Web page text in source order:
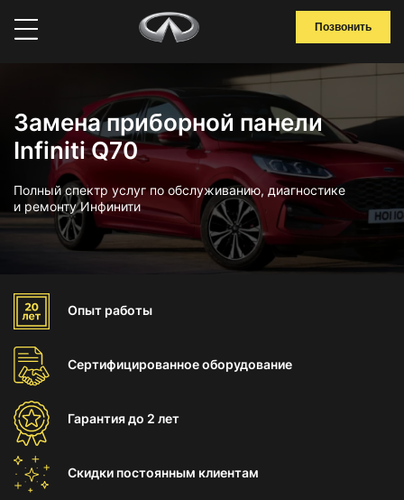
Позвонить
Замена приборной панели
Infiniti Q70
Полный спектр услуг по обслуживанию, диагностике
и ремонту Инфинити
Опыт работы
Сертифицированноеоборудование
Гарантиядо 2 лет
Скидки постоянным клиентам